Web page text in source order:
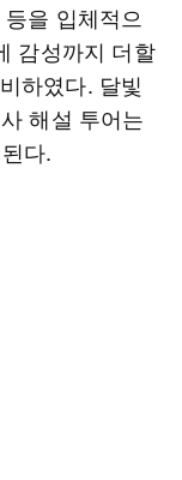
을 입체적으
감성까지 더할
하였다. 달빛
해설 투어는
다.